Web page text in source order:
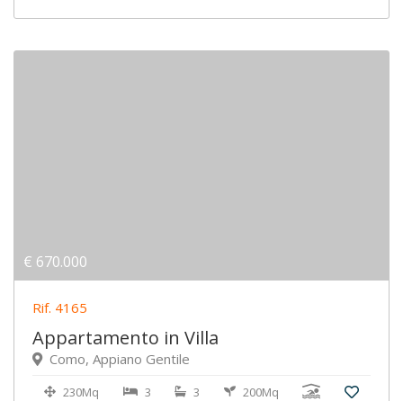
€ 670.000
Rif. 4165
Appartamento in Villa
Como, Appiano Gentile
230Mq 3 3 200Mq